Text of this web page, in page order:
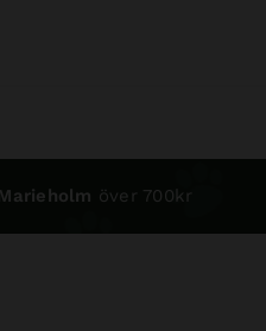
över 700kr